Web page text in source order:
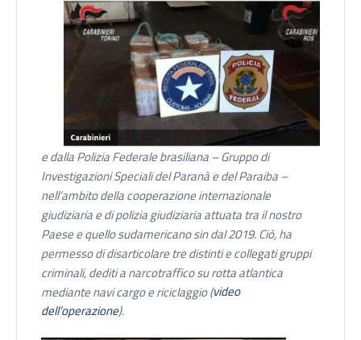
e dalla Polizia Federale brasiliana – Gruppo di
Investigazioni Speciali del Paranà e del Paraiba –
nell’ambito della cooperazione internazionale
giudiziaria e di polizia giudiziaria attuata tra il nostro
Paese e quello sudamericano sin dal 2019. Ciò, ha
permesso di disarticolare tre distinti e collegati gruppi
criminali, dediti a narcotraffico su rotta atlantica
mediante navi cargo e riciclaggio (video
dell’operazione).